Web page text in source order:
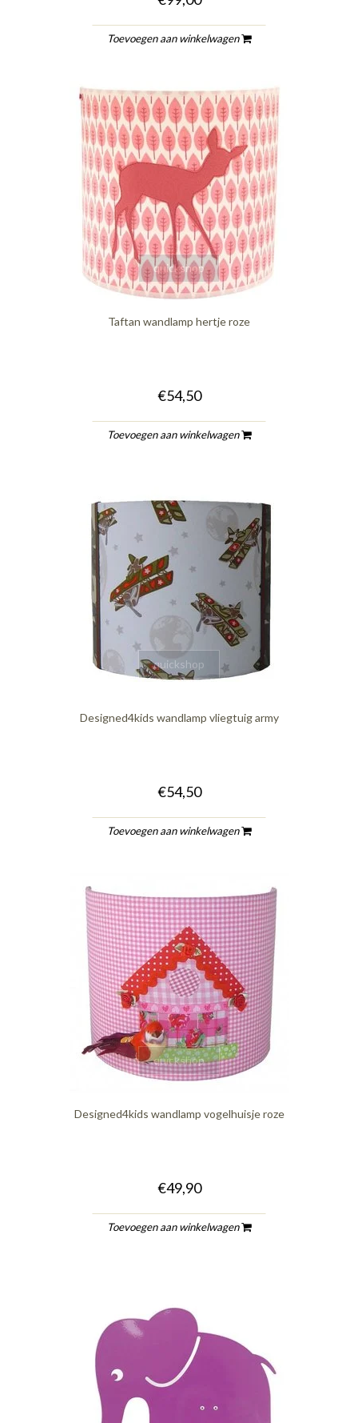
Toevoegen aan winkelwagen
quickshop
Taftan wandlamp hertje roze
€54,50
Toevoegen aan winkelwagen
quickshop
Designed4kids wandlamp vliegtuig army
€54,50
Toevoegen aan winkelwagen
quickshop
Designed4kids wandlamp vogelhuisje roze
€49,90
Toevoegen aan winkelwagen